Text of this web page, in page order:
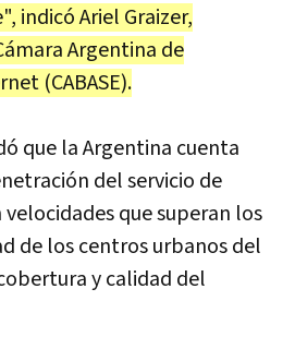
indicó Ariel Graizer,
Argentina de
(CABASE).
que la Argentina cuenta
del servicio de
que superan los
de los centros urbanos del
y calidad del